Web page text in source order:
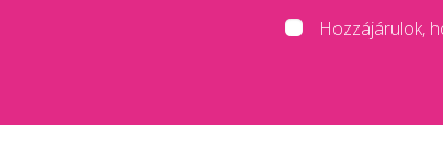
Hozzájárulok,